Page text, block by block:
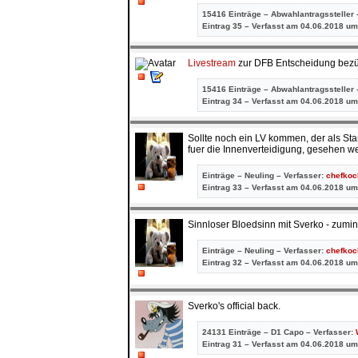
15416 Einträge – Abwahlantragssteller
Eintrag 35 – Verfasst am 04.06.2018
Livestream zur DFB Entscheidung
15416 Einträge – Abwahlantragssteller
Eintrag 34 – Verfasst am 04.06.2018
Sollte noch ein LV kommen, der als
fuer die Innenverteidigung, gesehen
Einträge – Neuling – Verfasser:
Eintrag 33 – Verfasst am 04.06.2018
Sinnloser Bloedsinn mit Sverko -
Einträge – Neuling – Verfasser:
Eintrag 32 – Verfasst am 04.06.2018
Sverko's official back.
24131 Einträge – D1 Capo – Verfasser:
Eintrag 31 – Verfasst am 04.06.2018